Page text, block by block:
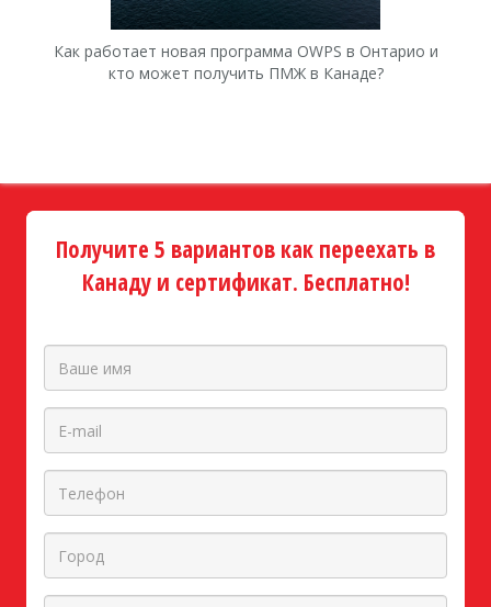
Как работает новая программа OWPS в Онтарио и
кто может получить ПМЖ в Канаде?
Получите 5 вариантов как переехать в
Канаду и сертификат. Бесплатно!